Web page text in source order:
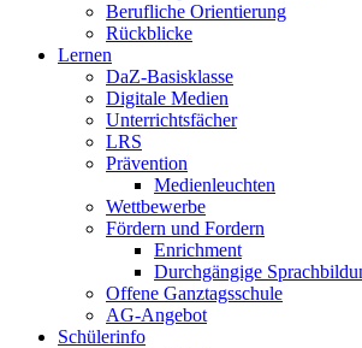
Berufliche Orientierung
Rückblicke
Lernen
DaZ-Basisklasse
Digitale Medien
Unterrichtsfächer
LRS
Prävention
Medienleuchten
Wettbewerbe
Fördern und Fordern
Enrichment
Durchgängige
Offene Ganztagsschule
AG-Angebot
Schülerinfo